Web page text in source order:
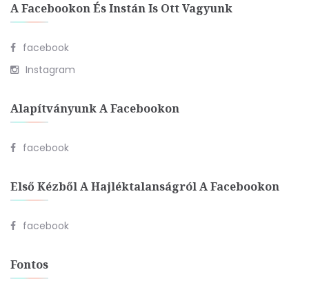
A Facebookon És Instán Is Ott Vagyunk
facebook
Instagram
Alapítványunk A Facebookon
facebook
Első Kézből A Hajléktalanságról A Facebookon
facebook
Fontos